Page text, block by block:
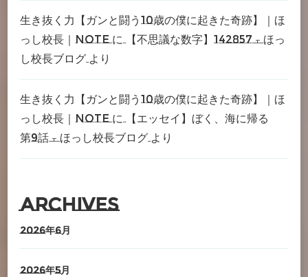
生き抜く力【ガンと闘う10歳の僕に起きた奇跡】｜ほ
っし校長｜note に
【不思議な数字】142857 – ほっ
し校長ブログ より
生き抜く力【ガンと闘う10歳の僕に起きた奇跡】｜ほ
っし校長｜note に
【エッセイ】ぼく、海に帰る
第9話 – ほっし校長ブログ より
Archives
2026年6月
2026年5月